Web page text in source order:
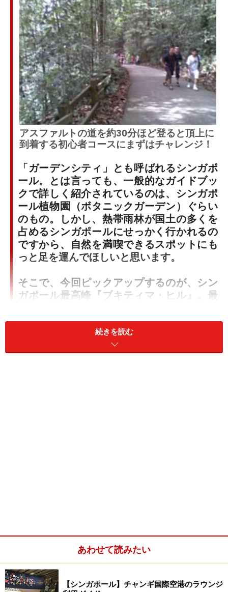
アスファルトの道を約30分ほど登ると頂上に
到着する初心者コースにまずはチャレンジ！
「ガーデンシティ」とも呼ばれるシンガポ
ール。とは言っても、一般的なガイドブッ
クで詳しく紹介されているのは、シンガポ
ール植物園（ボタニックガーデン）ぐらい
のもの。しかし、熱帯雨林が国土の多くを
占めるシンガポールにせっかく行かれるの
ですから、自然を満喫できるスポットにも
っと足を運んでほしいと思います。
そこで、今回ピックアップするのが、シン
ガポール最高峰『ブキティマ・ヒル』。最
ので、お子さんと一緒でも気軽に登ること
が出来る場所です。週末になると、ウォー
キングを楽しむ家族やグループを多く見か
植物、動物が生息する164ヘクタールの熱帯
雨林には、北米大陸全体より多い種類の樹
木があるとのこと。あらためてシンガポー
ルの自然の豊かさに気づかされます。
続きを読む
あわせて読みたい
【シンガポール】チャンギ国際空港のラウンジ